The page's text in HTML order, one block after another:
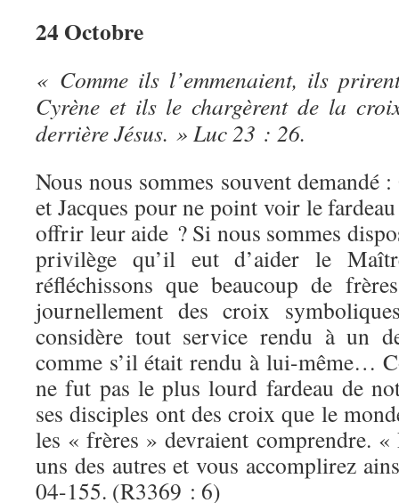
24 Octobre
« Comme ils l’emmenaient, ils
Cyrène et ils le chargèrent de la
derrière Jésus. » Luc 23 : 26.
Nous nous sommes souvent demandé
et Jacques pour ne point voir le
offrir leur aide ? Si nous sommes
privilège qu’il eut d’aider le
réfléchissons que beaucoup de
journellement des croix
considère tout service rendu à un
comme s’il était rendu à lui-même…
ne fut pas le plus lourd fardeau de
ses disciples ont des croix que le
les « frères » devraient comprendre. «
uns des autres et vous accomplirez
04-155. (R3369 : 6)